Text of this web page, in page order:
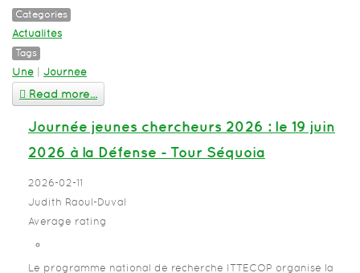
Categories
Actualités
Tags
Une Journée
Read more...
Journée jeunes chercheurs 2026 : le 19 juin
2026 à la Défense - Tour Séquoia
2026-02-11
Judith Raoul-Duval
Average rating
Le programme national de recherche ITTECOP organise la